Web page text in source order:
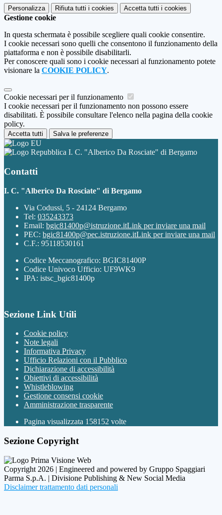
Personalizza Rifiuta tutti i cookies Accetta tutti i cookies
Gestione cookie
In questa schermata è possibile scegliere quali cookie consentire.
I cookie necessari sono quelli che consentono il funzionamento della
piattaforma e non è possibile disabilitarli.
Per conoscere quali sono i cookie necessari al funzionamento potete
visionare la COOKIE POLICY.
Cookie necessari per il funzionamento
I cookie necessari per il funzionamento non possono essere
disabilitati. È possibile consultare l'elenco nella pagina della cookie
policy.
Accetta tutti Salva le preferenze
I. C. "Alberico Da Rosciate" di Bergamo
Contatti
I. C. "Alberico Da Rosciate" di Bergamo
Via Codussi, 5 - 24124 Bergamo
Tel: 035243373
Email: bgic81400p@istruzione.itLink per inviare una mail
PEC: bgic81400p@pec.istruzione.itLink per inviare una mail
C.F.: 95118530161
Codice Meccanografico: BGIC81400P
Codice Univoco Ufficio: UF9WK9
IPA: istsc_bgic81400p
Sezione Link Utili
Cookie policy
Note legali
Informativa Privacy
Ufficio Relazioni con il Pubblico
Dichiarazione di accessibilità
Obiettivi di accessibilità
Whistleblowing
Gestione consensi cookie
Amministrazione trasparente
Pagina visualizzata 158152 volte
Sezione Copyright
Copyright 2026 | Engineered and powered by Gruppo Spaggiari
Parma S.p.A. | Divisione Publishing & New Social Media
Disclaimer trattamento dati personali